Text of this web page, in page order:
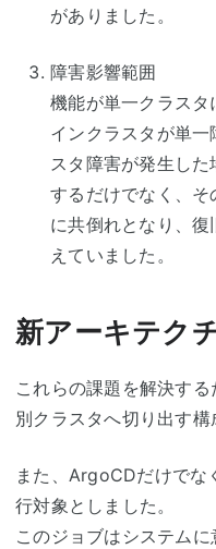
がありました。
障害影響範囲
機能が単一クラスタ
インクラスタが単
スタ障害が発生し
するだけでなく、
に共倒れとなり、
えていました。
新アーキテク
これらの課題を解決す
別クラスタへ切り出す構
また、ArgoCDだけでな
行対象としました。
このジョブはシステム